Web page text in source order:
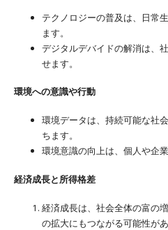
テクノロジーの普及は、日常
ます。
デジタルデバイドの解消は、
せます。
環境への意識や行動
環境データは、持続可能な社
ちます。
環境意識の向上は、個人や企
経済成長と所得格差
経済成長は、社会全体の富の
の拡大にもつながる可能性があ